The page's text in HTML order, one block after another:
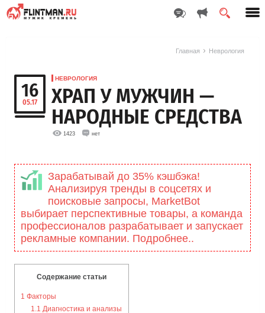
Главная Неврология
16
05.17
НЕВРОЛОГИЯ
ХРАП У МУЖЧИН —
НАРОДНЫЕ СРЕДСТВА
1423 нет
Зарабатывай до 35% кэшбэка!
Анализируя тренды в соцсетях и
поисковые запросы, MarketBоt
выбирает перспективные товары, а команда
профессионалов разрабатывает и запускает
рекламные компании. Подробнее..
Содержание статьи
1 Факторы
1.1 Диагностика и анализы